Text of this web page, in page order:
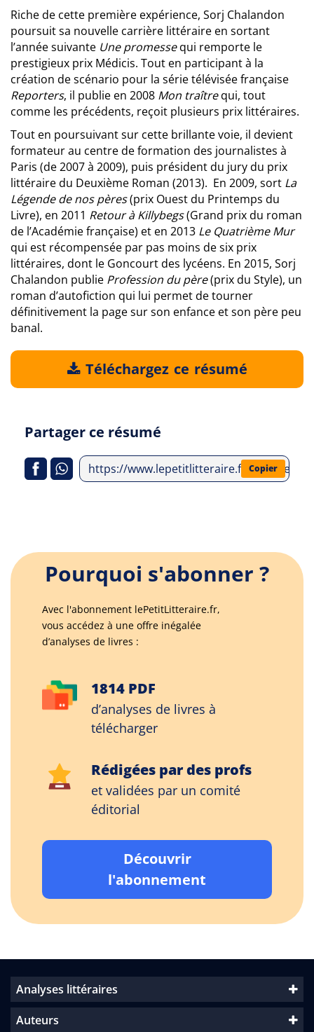
Riche de cette première expérience, Sorj Chalandon
poursuit sa nouvelle carrière littéraire en sortant
l’année suivante Une promessequi remporte le
prestigieux prix Médicis. Tout en participant à la
création de scénario pour la série télévisée française
Reporters, il publie en 2008 Mon traîtrequi, tout
comme les précédents, reçoit plusieurs prix littéraires.
Tout en poursuivant sur cette brillante voie, il devient
formateur au centre de formation des journalistes à
Paris (de 2007 à 2009), puis président du jury du prix
littéraire du Deuxième Roman (2013). En 2009, sort La
Légende de nos pères(prix Ouest du Printemps du
Livre), en 2011 Retour à Killybegs(Grand prix du roman
de l’Académie française) et en 2013 Le Quatrième Mur
qui est récompensée par pas moins de six prix
littéraires, dont le Goncourt des lycéens. En 2015, Sorj
Chalandon publie Profession du père(prix du Style), un
roman d’autofiction qui lui permet de tourner
définitivement la page sur son enfance et son père peu
banal.
Téléchargez ce résumé
Partager ce résumé
https://www.lepetitlitteraire.fr/analyses-
Copier
Pourquoi s'abonner ?
Avec l'abonnement lePetitLitteraire.fr,
vous accédez à une offre inégalée
d’analyses de livres :
1814 PDF
d’analyses de livres à
télécharger
Rédigées par des profs
et validées par un comité
éditorial
Découvrir
l'abonnement
Analyses littéraires
Auteurs